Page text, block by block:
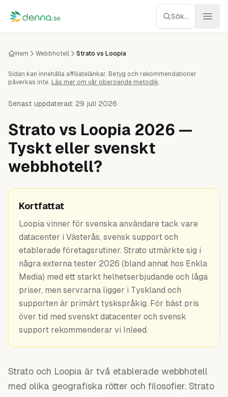
Hoppa till innehåll Sök...
Webbhotell
Managed WP
Servrar
Nätverk
Molnlagring
Verktyg
Guider
Hem Webbhotell Strato vs Loopia
Sidan kan innehålla affiliatelänkar. Betyg och rekommendationer
påverkas inte. Läs mer om vår oberoende metodik.
Senast uppdaterad: 29 juli 2026
Strato vs Loopia 2026 —
Tyskt eller svenskt
webbhotell?
Kortfattat
Loopia vinner för svenska användare tack vare
datacenter i Västerås, svensk support och
etablerade företagsrutiner. Strato utmärkte sig i
några externa tester 2026 (bland annat hos Enkla
Media) med ett starkt helhetserbjudande och låga
priser, men servrarna ligger i Tyskland och
supporten är primärt tyskspråkig. För bäst pris
över tid med svenskt datacenter och svensk
support rekommenderar vi Inleed.
Strato och Loopia är två etablerade webbhotell
med olika geografiska rötter och filosofier. Strato